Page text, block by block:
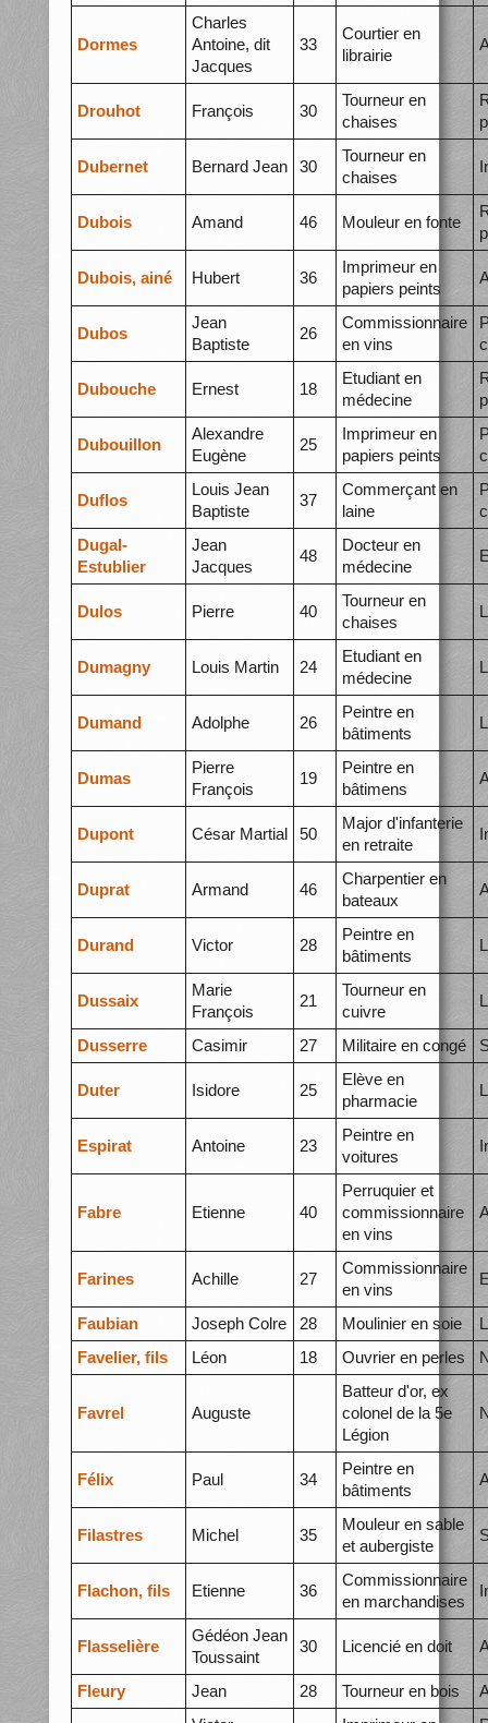
Dormes
Charles
Antoine, dit
Jacques
33
Courtier en
librairie
Drouhot François 30
Tourneur en
chaises
Dubernet Bernard Jean 30
Tourneur en
chaises
Dubois Amand 46 Mouleur en fonte
Dubois, ainé Hubert 36
Imprimeur en
papiers peints
Dubos
Jean
Baptiste
26
Commissionnaire
en vins
Dubouche Ernest 18
Etudiant en
médecine
Dubouillon
Alexandre
Eugène
25
Imprimeur en
papiers peints
Duflos
Louis Jean
Baptiste
37
Commerçant en
laine
Dugal-
Estublier
Jean
Jacques
48
Docteur en
médecine
Dulos Pierre 40
Tourneur en
chaises
Dumagny Louis Martin 24
Etudiant en
médecine
Dumand Adolphe 26
Peintre en
bâtiments
Dumas
Pierre
François
19
Peintre en
bâtimens
Dupont César Martial 50
Major d'infanterie
en retraite
Duprat Armand 46
Charpentier en
bateaux
Durand Victor 28
Peintre en
bâtiments
Dussaix
Marie
François
21
Tourneur en
cuivre
Dusserre Casimir 27 Militaire en congé
Duter Isidore 25
Elève en
pharmacie
Espirat Antoine 23
Peintre en
voitures
Fabre Etienne 40
Perruquier et
commissionnaire
en vins
Farines Achille 27
Commissionnaire
en vins
Faubian Joseph Colre 28 Moulinier en soie
Favelier, fils
Léon 18 Ouvrier en perles
Favrel Auguste
Batteur d'or, ex
colonel de la 5e
Légion
Félix Paul 34
Peintre en
bâtiments
Filastres Michel 35
Mouleur en sable
et aubergiste
Flachon, fils Etienne 36
Commissionnaire
en marchandises
Flasselière
Gédéon Jean
Toussaint
30 Licencié en doit
Fleury Jean 28 Tourneur en bois